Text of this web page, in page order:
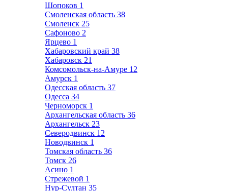
Шопоков 1
Смоленская область 38
Смоленск 25
Сафоново 2
Ярцево 1
Хабаровский край 38
Хабаровск 21
Комсомольск-на-Амуре 12
Амурск 1
Одесская область 37
Одесса 34
Черноморск 1
Архангельская область 36
Архангельск 23
Северодвинск 12
Новодвинск 1
Томская область 36
Томск 26
Асино 1
Стрежевой 1
Нур-Султан 35